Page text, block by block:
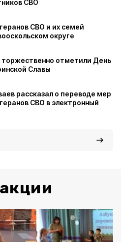
СВО
СВО и их семей
округе
торжественно отметили День
Славы
рассказал о переводе мер
СВО в электронный